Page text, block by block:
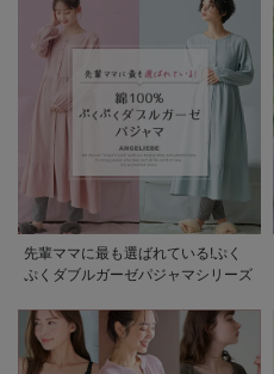
先輩ママに最も選ばれている!ぷく
ぷくダブルガーゼパジャマシリーズ